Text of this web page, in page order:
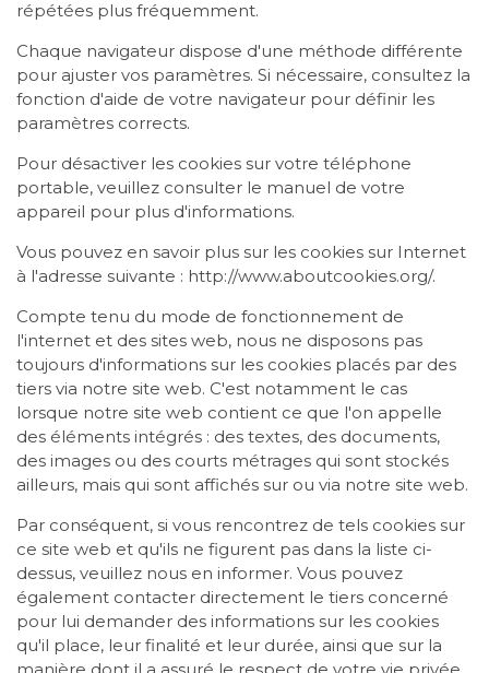
répétées plus fréquemment.
Chaque navigateur dispose d'une méthode différente
pour ajuster vos paramètres. Si nécessaire, consultez la
fonction d'aide de votre navigateur pour définir les
paramètres corrects.
Pour désactiver les cookies sur votre téléphone
portable, veuillez consulter le manuel de votre
appareil pour plus d'informations.
Vous pouvez en savoir plus sur les cookies sur Internet
à l'adresse suivante : http://www.aboutcookies.org/.
Compte tenu du mode de fonctionnement de
l'internet et des sites web, nous ne disposons pas
toujours d'informations sur les cookies placés par des
tiers via notre site web. C'est notamment le cas
lorsque notre site web contient ce que l'on appelle
des éléments intégrés : des textes, des documents,
des images ou des courts métrages qui sont stockés
ailleurs, mais qui sont affichés sur ou via notre site web.
Par conséquent, si vous rencontrez de tels cookies sur
ce site web et qu'ils ne figurent pas dans la liste ci-
dessus, veuillez nous en informer. Vous pouvez
également contacter directement le tiers concerné
pour lui demander des informations sur les cookies
qu'il place, leur finalité et leur durée, ainsi que sur la